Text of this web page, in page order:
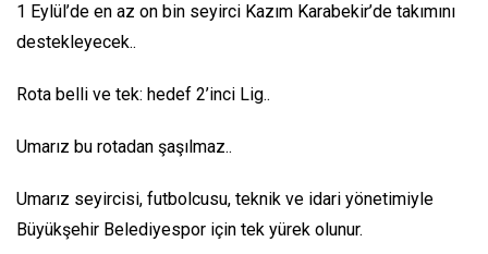
1 Eylül’de en az on bin seyirci Kazım Karabekir’de takımını
destekleyecek..
Rota belli ve tek: hedef 2’inci Lig..
Umarız bu rotadan şaşılmaz..
Umarız seyircisi, futbolcusu, teknik ve idari yönetimiyle
Büyükşehir Belediyespor için tek yürek olunur.